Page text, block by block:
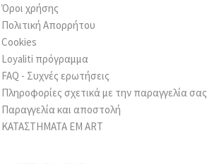
Όροι χρήσης
Πολιτική Απορρήτου
Cookies
Loyaliti πρόγραμμα
FAQ - Συχνές ερωτήσεις
Πληροφορίες σχετικά με την παραγγελία σας
Παραγγελία και αποστολή
ΚΑΤΑΣΤΗΜΑΤΑ EM ART